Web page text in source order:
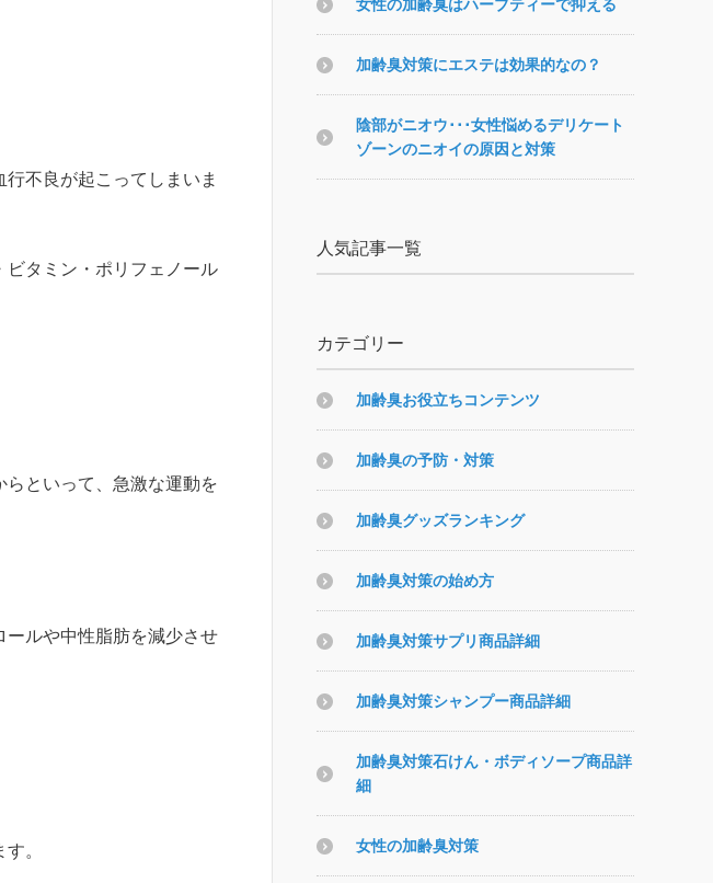
不良が起こってしまいま
タミン・ポリフェノール
といって、急激な運動を
ルや中性脂肪を減少させ
。
女性の加齢臭はハーブティーで抑える
加齢臭対策にエステは効果的なの？
陰部がニオウ･･･女性悩めるデリケート
ゾーンのニオイの原因と対策
人気記事一覧
カテゴリー
加齢臭お役立ちコンテンツ
加齢臭の予防・対策
加齢臭グッズランキング
加齢臭対策の始め方
加齢臭対策サプリ商品詳細
加齢臭対策シャンプー商品詳細
加齢臭対策石けん・ボディソープ商品詳
細
女性の加齢臭対策